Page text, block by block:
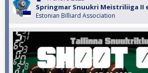
Springmar Snuukri Meistriliiga II
Estonian Billiard Association